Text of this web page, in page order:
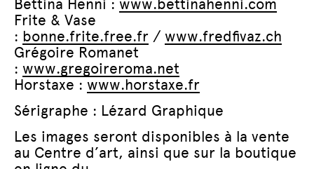
Bettina Henni : www.bettinahenni.com
Frite & Vase
: bonne.frite.free.fr / www.fredfivaz.ch
Grégoire Romanet
: www.gregoireroma.net
Horstaxe : www.horstaxe.fr
Sérigraphe : Lézard Graphique
Les images seront disponibles à la vente
au Centre d’art, ainsi que sur la boutique